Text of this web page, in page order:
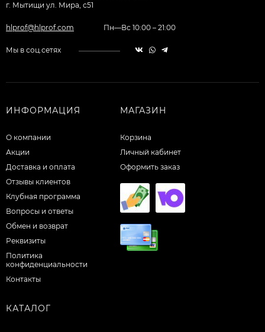
г. Мытищи ул. Мира, с51
hlprof@hlprof.com Пн—Вс 10:00 – 21:00
Мы в соц.сетях
ИНФОРМАЦИЯ
О компании
Акции
Доставка и оплата
Отзывы клиентов
Клубная программа
Вопросы и ответы
Обмен и возврат
Реквизиты
Политика
конфиденциальности
Контакты
МАГАЗИН
Корзина
Личный кабинет
Оформить заказ
КАТАЛОГ